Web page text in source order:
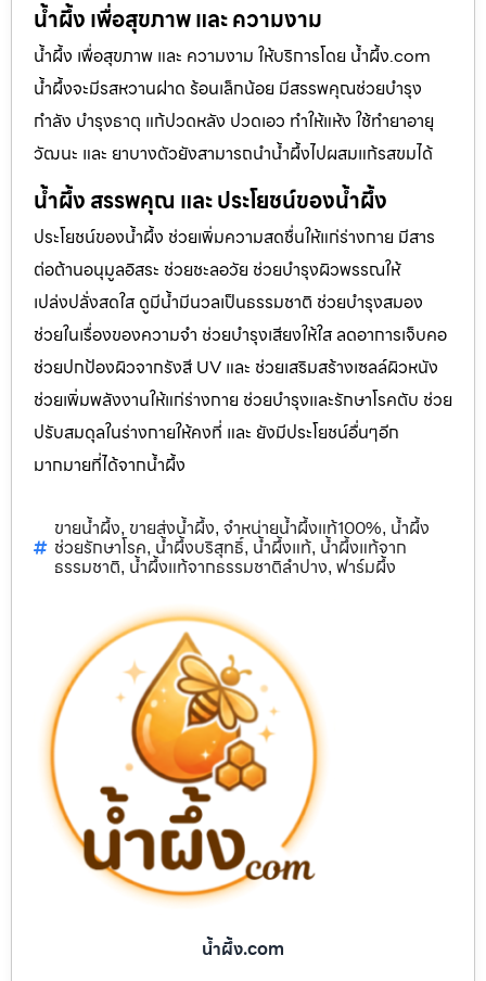
น้ำผึ้ง เพื่อสุขภาพ และ ความงาม
น้ำผึ้ง เพื่อสุขภาพ และ ความงาม ให้บริการโดย น้ำผึ้ง.com
น้ำผึ้งจะมีรสหวานฝาด ร้อนเล็กน้อย มีสรรพคุณช่วยบำรุง
กำลัง บำรุงธาตุ แก้ปวดหลัง ปวดเอว ทำให้แห้ง ใช้ทำยาอายุ
วัฒนะ และ ยาบางตัวยังสามารถนำน้ำผึ้งไปผสมแก้รสขมได้
น้ำผึ้ง สรรพคุณ และ ประโยชน์ของน้ำผึ้ง
ประโยชน์ของน้ำผึ้ง ช่วยเพิ่มความสดชื่นให้แก่ร่างกาย มีสาร
ต่อต้านอนุมูลอิสระ ช่วยชะลอวัย ช่วยบำรุงผิวพรรณให้
เปล่งปลั่งสดใส ดูมีน้ำมีนวลเป็นธรรมชาติ ช่วยบำรุงสมอง
ช่วยในเรื่องของความจำ ช่วยบำรุงเสียงให้ใส ลดอาการเจ็บคอ
ช่วยปกป้องผิวจากรังสี UV และ ช่วยเสริมสร้างเซลล์ผิวหนัง
ช่วยเพิ่มพลังงานให้แก่ร่างกาย ช่วยบำรุงและรักษาโรคตับ ช่วย
ปรับสมดุลในร่างกายให้คงที่ และ ยังมีประโยชน์อื่นๆอีก
มากมายที่ได้จากน้ำผึ้ง
ขายน้ำผึ้ง, ขายส่งน้ำผึ้ง, จำหน่ายน้ำผึ้งแท้100%, น้ำผึ้ง
ช่วยรักษาโรค, น้ำผึ้งบริสุทธิ์, น้ำผึ้งแท้, น้ำผึ้งแท้จาก
ธรรมชาติ, น้ำผึ้งแท้จากธรรมชาติลำปาง, ฟาร์มผึ้ง
น้ำผึ้ง.com